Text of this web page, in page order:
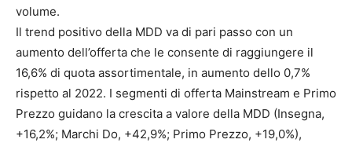
volume.
Il trend positivo della MDD va di pari passo con un
aumento dell’offerta che le consente di raggiungere il
16,6% di quota assortimentale, in aumento dello 0,7%
rispetto al 2022. I segmenti di offerta Mainstream e Primo
Prezzo guidano la crescita a valore della MDD (Insegna,
+16,2%; Marchi Do, +42,9%; Primo Prezzo, +19,0%),